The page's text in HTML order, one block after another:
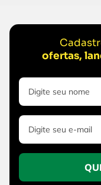
ofertas,